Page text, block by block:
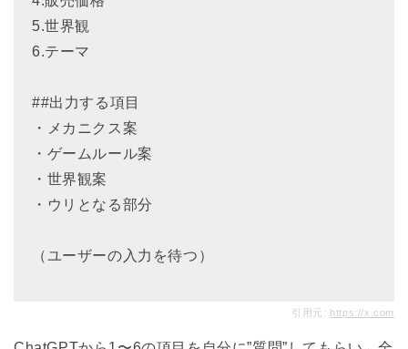
5.世界観
6.テーマ
##出力する項目
・メカニクス案
・ゲームルール案
・世界観案
・ウリとなる部分
（ユーザーの入力を待つ）
引用元: https://x.com